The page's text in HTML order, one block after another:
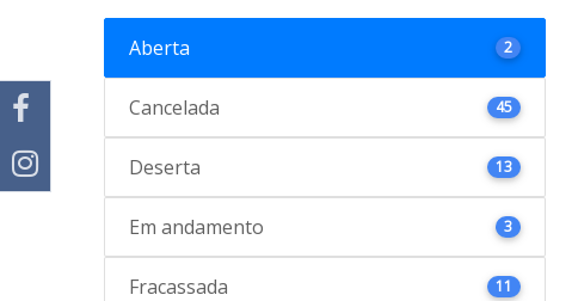
Aberta 2
Cancelada 45
Deserta 13
Em andamento 3
Fracassada 11